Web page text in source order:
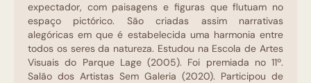
expectador, com paisagens e figuras que flutuam no
espaço pictórico. São criadas assim narrativas
alegóricas em que é estabelecida uma harmonia entre
todos os seres da natureza. Estudou na Escola de Artes
Visuais do Parque Lage (2005). Foi premiada no 11º.
Salão dos Artistas Sem Galeria (2020). Participou de